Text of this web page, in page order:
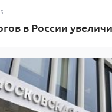
в России